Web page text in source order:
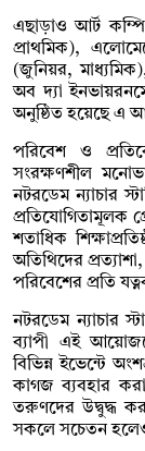
এছাড়াও আর্ট
প্রাথমিক),
(জুনিয়র,
অব দ্যা
অনুষ্ঠিত হয়েছে এ
পরিবেশ ও
সংরক্ষণশীল
নটরডেম ন্যাচার
প্রতিযোগিতামূলক
শতাধিক
অতিথিদের
পরিবেশের প্রতি
নটরডেম ন্যাচার
ব্যাপী এই আয়োজনে
বিভিন্ন ইভেন্টে
কাগজ ব্যবহার
তরুণদের উদ্বুদ্ধ
সকলে সচেতন